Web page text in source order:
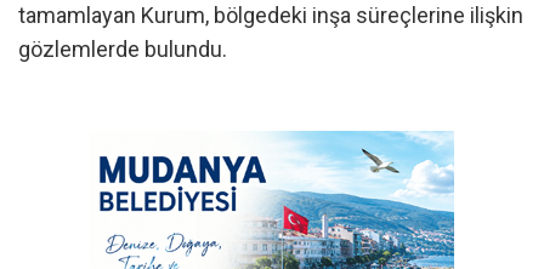
tamamlayan Kurum, bölgedeki inşa süreçlerine ilişkin
gözlemlerde bulundu.